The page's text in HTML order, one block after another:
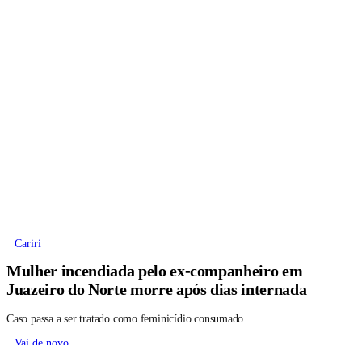
Cariri
Mulher incendiada pelo ex-companheiro em
Juazeiro do Norte morre após dias internada
Caso passa a ser tratado como feminicídio consumado